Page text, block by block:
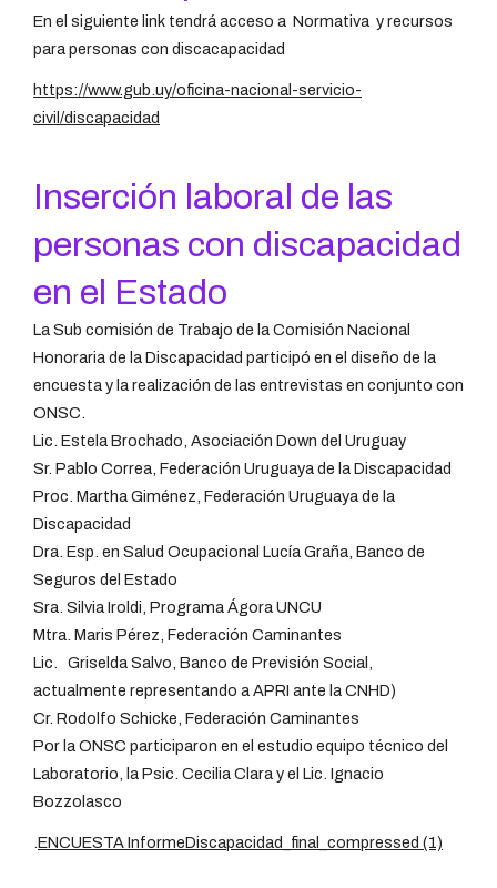
En el siguiente link tendrá acceso a Normativa y recursos
para personas con discacapacidad
https://www.gub.uy/oficina-nacional-servicio-
civil/discapacidad
Inserción laboral de las
personas con discapacidad
en el Estado
La Sub comisión de Trabajo de la Comisión Nacional
Honoraria de la Discapacidad participó en el diseño de la
encuesta y la realización de las entrevistas en conjunto con
ONSC.
Lic. Estela Brochado, Asociación Down del Uruguay
Sr. Pablo Correa, Federación Uruguaya de la Discapacidad
Proc. Martha Giménez, Federación Uruguaya de la
Discapacidad
Dra. Esp. en Salud Ocupacional Lucía Graña, Banco de
Seguros del Estado
Sra. Silvia Iroldi, Programa Ágora UNCU
Mtra. Maris Pérez, Federación Caminantes
Lic. Griselda Salvo, Banco de Previsión Social,
actualmente representando a APRI ante la CNHD)
Cr. Rodolfo Schicke, Federación Caminantes
Por la ONSC participaron en el estudio equipo técnico del
Laboratorio, la Psic. Cecilia Clara y el Lic. Ignacio
Bozzolasco
ENCUESTA InformeDiscapacidad_final_compressed (1)